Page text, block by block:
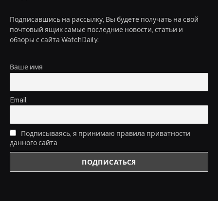
Подписавшись на рассылку, Вы будете получать на свой
почтовый ящик самые последние новости, статьи и
обзоры с сайта WatchDaily:
Ваше имя
Email
Подписываясь, я принимаю правила приватности
данного сайта